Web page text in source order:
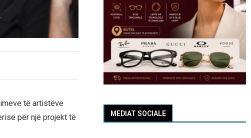
të artistëve
për një projekt të
MEDIAT SOCIALE